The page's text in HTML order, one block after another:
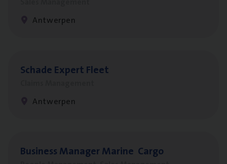
Antwerpen
Scha­de Expert Fleet
Antwerpen
Busi­ness Mana­ger Mari­ne Cargo